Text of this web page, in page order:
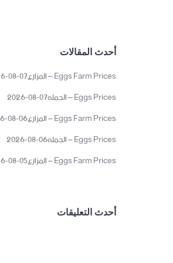
أحدث المقالات
Eggs Farm Prices – المزارع07-08-2026
Eggs Prices – الجمله07-08-2026
Eggs Farm Prices – المزارع06-08-2026
Eggs Prices – الجمله06-08-2026
Eggs Farm Prices – المزارع05-08-2026
أحدث التعليقات